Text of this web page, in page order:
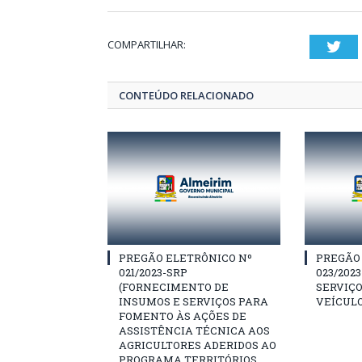
COMPARTILHAR:
CONTEÚDO RELACIONADO
PREGÃO ELETRÔNICO Nº
021/2023-SRP
(FORNECIMENTO DE
INSUMOS E SERVIÇOS PARA
FOMENTO ÀS AÇÕES DE
ASSISTÊNCIA TÉCNICA AOS
AGRICULTORES ADERIDOS AO
023/